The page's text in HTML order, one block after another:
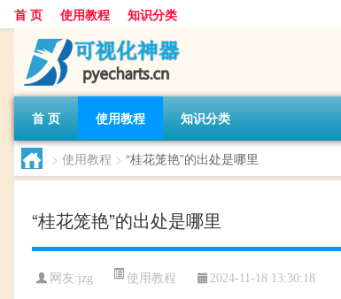
首 页 使用教程 知识分类
首 页 使用教程 知识分类
> 使用教程 > “桂花笼艳”的出处是哪里
“桂花笼艳”的出处是哪里
网友:jzg 使用教程 2024-11-18 13:30:18